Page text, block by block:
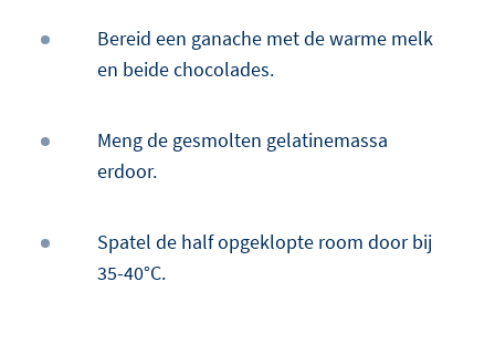
Bereid een ganache met de warme melk
en beide chocolades.
Meng de gesmolten gelatinemassa
erdoor.
Spatel de half opgeklopte room door bij
35-40°C.